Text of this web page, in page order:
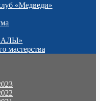
«Медведи»
мастерства